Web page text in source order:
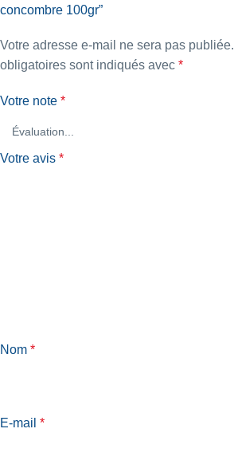
concombre 100gr”
Votre adresse e-mail ne sera pas publiée.
obligatoires sont indiqués avec *
Votre note *
Votre avis *
Nom *
E-mail *